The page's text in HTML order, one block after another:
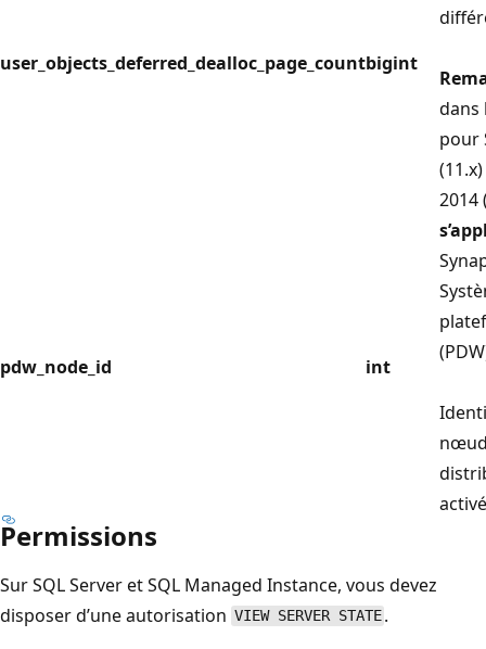
user_objects_deferred_dealloc_page_countbigint
dans
pour
2014
pdw_node_id int
Permissions
Sur SQL Server et SQL Managed Instance, vous devez
disposer d’une autorisation VIEW SERVER STATE .